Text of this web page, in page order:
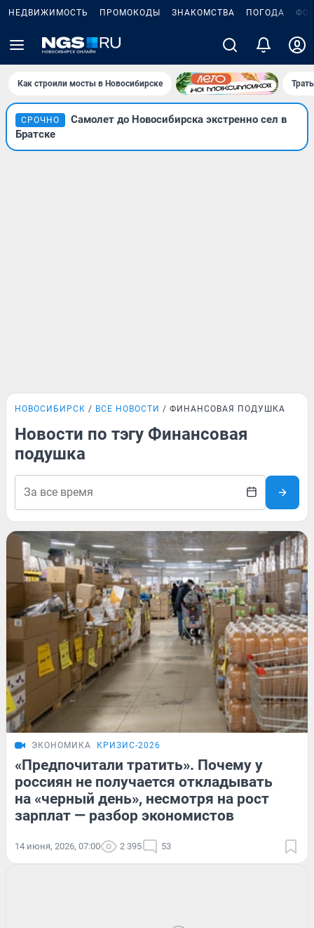
НЕДВИЖИМОСТЬ ПРОМОКОДЫ ЗНАКОМСТВА ПОГОДА
Как строили мосты в Новосибирске
СРОЧНО
Самолет до Новосибирска экстренно сел в
Братске
НОВОСИБИРСК ВСЕ НОВОСТИ ФИНАНСОВАЯ ПОДУШКА
Новости по тэгу Финансовая
подушка
ЭКОНОМИКА КРИЗИС-2026
«Предпочитали тратить». Почему у
россиян не получается откладывать
на «черный день», несмотря на рост
зарплат — разбор экономистов
14 июня, 2026, 07:00 2 395 53